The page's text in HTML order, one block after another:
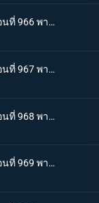
One piece วันพีช ตอนที่ 966 พากย์ไทย ความปรารถนาของโรเจอร์! การเดินทางครั้งใหม่
One piece วันพีช ตอนที่ 967 พากย์ไทย อุทิศชีวิต! การผจญภัยของโรเจอร์!
One piece วันพีช ตอนที่ 968 พากย์ไทย ราชาโจรสลัดถือกำเนิด ถึงแล้ว! เกาะสุดท้าย
One piece วันพีช ตอนที่ 969 พากย์ไทย มุ่งสู่วะโนะคุนิ! โจรสลัดโรเจอร์สลายตัว!